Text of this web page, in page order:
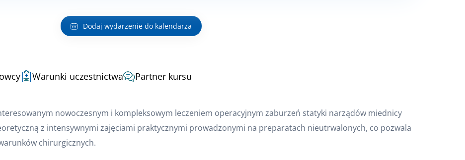
Dodaj wydarzenie do kalendarza
Warunki uczestnictwa Partner kursu
nowoczesnym i kompleksowym leczeniem operacyjnym zaburzeń statyki narządów miednicy
z intensywnymi zajęciami praktycznymi prowadzonymi na preparatach nieutrwalonych, co pozwala
chirurgicznych.